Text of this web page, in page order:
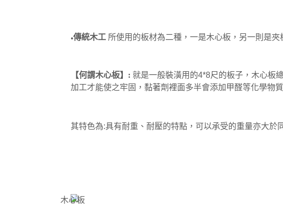
●傳統木工 所使用的板材為二種，一是木心板 ，另一則是夾
【何謂木心板】: 就是一般裝潢用的4*8尺的板子， 木心板
加工才能使之牢固， 黏著劑裡面多半會添加甲醛等化學物
其特色為:具有耐重、耐壓的特點，可以承受的重量亦大於